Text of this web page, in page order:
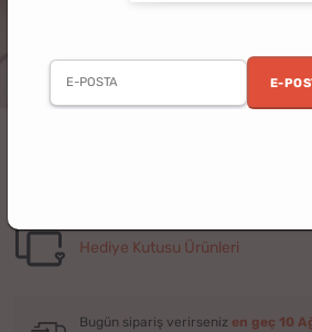
E-
Hediye Kutusu Ürünleri
Bugün sipariş verirseniz en geç 10